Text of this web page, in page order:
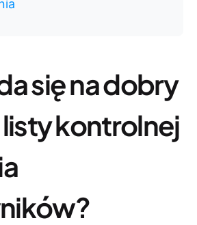
się na dobry
kontrolnej